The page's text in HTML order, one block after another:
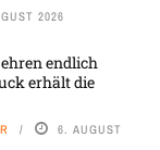
2026
endlich
erhält die
6. AUGUST